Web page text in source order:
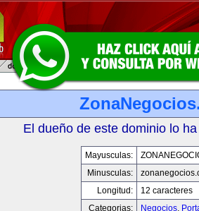
El dueño de este dominio lo
Mayusculas:
Minusculas:
Longitud:
12 caracteres
Categorias:
Negocios,